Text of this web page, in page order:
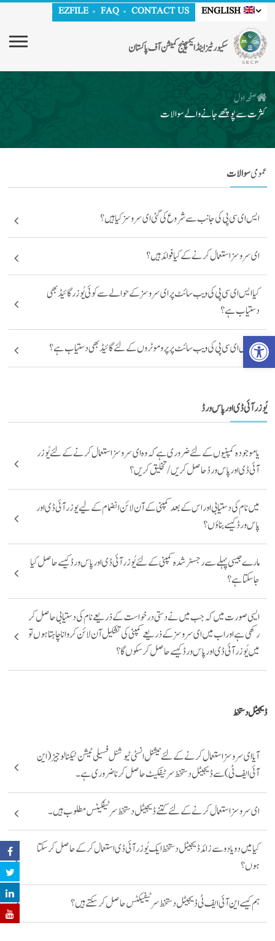
Open toolbar
EZFILE FAQ CONTACT US ENGLISH
سکیورٹیز اینڈ ایکسچینج کمیشن آف پاکستان
صفحہ اول
کثرت سے پوچھے جانے والے سوالات
عمومیسوالات
ایس ای سی پی کی جانب سے شروع کی گئی ای سروسز کیا ہیں؟
ای سروسز استعمال کرنے کے کیا فوائد ہیں؟
کیا ایس ای سی پی کی ویب سائٹ پر ای سروسز کے حوالےسے کوئی یُوزر گائیڈ بھی
دستیاب ہے؟
کیا ایس ای سی پی کی ویب سائٹ پر پروموٹروں کے لئے گائیڈ بھی دستیاب ہے؟
یُوزر آئی ڈی اور پاس ورڈ
یا موجودہ کمپنیوں کے لئے ضروری ہے کہ وہ ای سروسز استعمال کرنے کے لئے یُوزر
آئی ڈی اور پاس ورڈ حاصل کریں/تخلیق کریں؟
میں نام کی دستیابی اور اس کے بعد کمپنی کے آن لائن انضمام کے لیے یوزر آئی ڈی اور
پاس ورڈ کیسے بناؤں؟
مارے جیسی پہلے سے رجسٹر شدہ کمپنی کے لئے یُوزر آئی ڈی اور پاس ورڈ کیسے حاصل کیا
جا سکتا ہے ؟
ایسی صورت میں کہ جب میں نے دستی درخواست کے ذریعے نام کی دستیابی حاصل کر
رکھی ہے اور اب میں ای سروسز کے ذریعے کمپنی کی تشکیل آن لائن کروانا چاہتا ہوں تو
میں یُوزر آئی ڈی اور پاس ورڈ کیسے حاصل کر سکوں گا؟
ڈیجیٹل دستخط
آیا ای سروسز استعمال کرنے کے لئے نیشنل انسٹی ٹیوشنل فسیلی ٹیشن ٹیکنالوجیز (این
آئی ایف ٹی) سے ڈیجیٹل دستخط سرٹیفکیٹ حاصل کرنا ضروری ہے ۔
ای سروسز استعمال کرنے کے لئے کتنے ڈیجیٹل دستخط سرٹیفکیٹس مطلوب ہیں ۔
کیا میں دو یا دو سے زائد ڈیجیٹل دستخط ایک یُوزر آئی ڈی استعمال کرکے حاصل کر سکتا
ہوں ؟
ہم کیسے این آئی ایف ٹی ڈیجیٹل دستخط سرٹیفیکٹس حاصل کر سکتے ہیں ؟